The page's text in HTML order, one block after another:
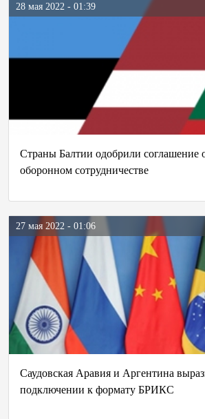
28 мая 2022 - 01:39
Страны Балтии одобрили соглашение
оборонном сотрудничестве
27 мая 2022 - 01:06
Саудовская Аравия и Аргентина
подключении к формату БРИКС